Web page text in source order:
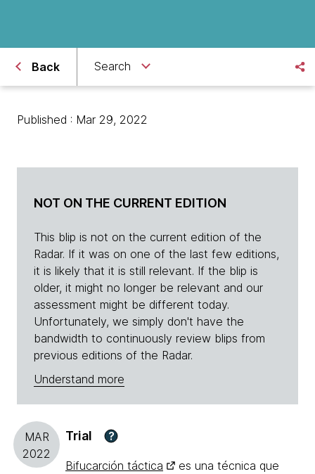
Back Search
Published : Mar 29, 2022
NOT ON THE CURRENT EDITION
This blip is not on the current edition of the
Radar. If it was on one of the last few editions,
it is likely that it is still relevant. If the blip is
older, it might no longer be relevant and our
assessment might be different today.
Unfortunately, we simply don't have the
bandwidth to continuously review blips from
previous editions of the Radar.
Understand more
MAR
2022
Trial ?
Bifucarción táctica
es una técnica que